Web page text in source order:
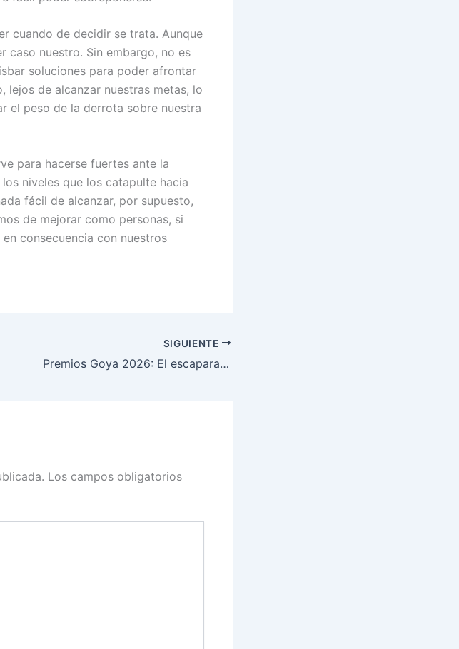
cuando de decidir se trata. Aunque
caso nuestro. Sin embargo, no es
soluciones para poder afrontar
lejos de alcanzar nuestras metas, lo
el peso de la derrota sobre nuestra
para hacerse fuertes ante la
niveles que los catapulte hacia
fácil de alcanzar, por supuesto,
de mejorar como personas, si
consecuencia con nuestros
SIGUIENTE
Premios Goya 2026: El escaparate woke de las causas selectivas
Los campos obligatorios